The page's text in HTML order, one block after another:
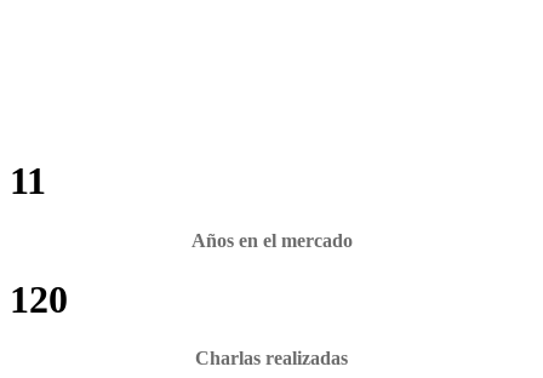
11
Años en el mercado
120
Charlas realizadas